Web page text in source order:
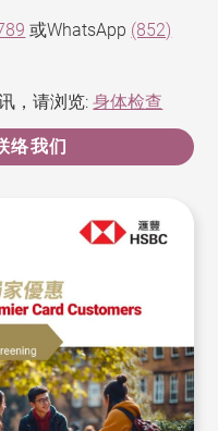
或WhatsApp (852)
，请浏览:身体检查
络我们